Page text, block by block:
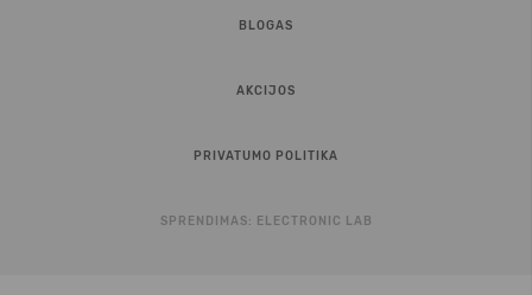
BLOGAS
AKCIJOS
PRIVATUMO POLITIKA
SPRENDIMAS: ELECTRONIC LAB